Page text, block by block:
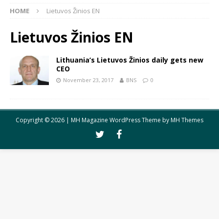
HOME Lietuvos Žinios EN
Lietuvos Žinios EN
Lithuania’s Lietuvos Žinios daily gets new
CEO
November 23, 2017 BNS 0
Copyright © 2026 | MH Magazine WordPress Theme byMH Themes